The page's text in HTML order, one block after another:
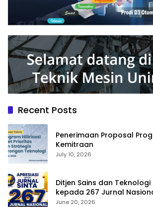
Recent Posts
Penerimaan Proposal
Kemitraan
July 10, 2026
Ditjen Sains dan
kepada 267 Jurnal
SINTA 1
June 20, 2026